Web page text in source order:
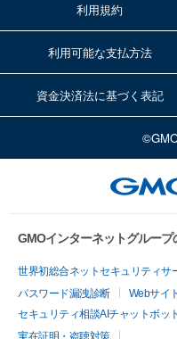
利用規約
利用可能な支払方法
資金決済法に基づく表記
GMOインターネットグルー
世界初総合ネットセキュリティサ
パスワード漏洩診断
Webサイ
セキュリティ相談AIチャットボット
実在証明・盗聴対策